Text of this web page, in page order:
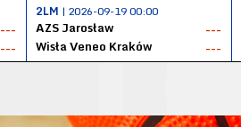
---
---
2LM | 2026-09-19 00:00
AZS Jarosław
---
Wisła Veneo Kraków
---